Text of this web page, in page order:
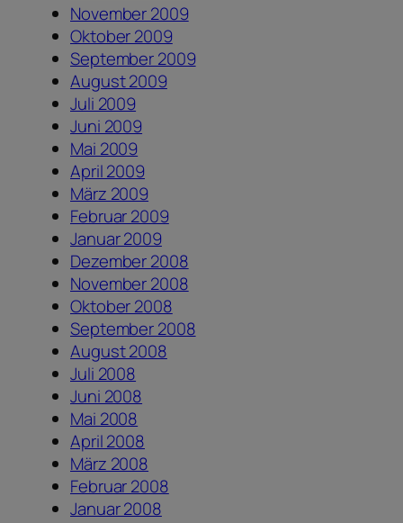
November 2009
Oktober 2009
September 2009
August 2009
Juli 2009
Juni 2009
Mai 2009
April 2009
März 2009
Februar 2009
Januar 2009
Dezember 2008
November 2008
Oktober 2008
September 2008
August 2008
Juli 2008
Juni 2008
Mai 2008
April 2008
März 2008
Februar 2008
Januar 2008